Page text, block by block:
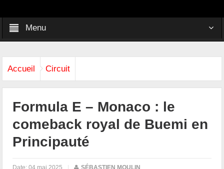
Menu
Accueil Circuit
Formula E – Monaco : le
comeback royal de Buemi en
Principauté
Date:04 mai 2025 | SÉBASTIEN MOULIN